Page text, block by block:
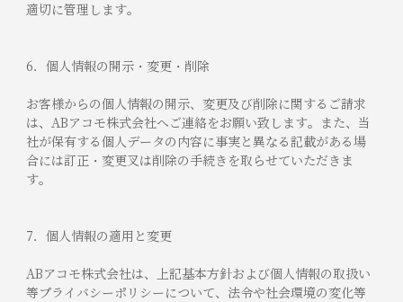
適切に管理します。
6．個人情報の開示・変更・削除
お客様からの個人情報の開示、変更及び削除に関するご請求
は、ABアコモ株式会社へご連絡をお願い致します。また、当
社が保有する個人データの内容に事実と異なる記載がある場
合には訂正・変更叉は削除の手続きを取らせていただきま
す。
7．個人情報の適用と変更
ABアコモ株式会社は、上記基本方針および個人情報の取扱い
等プライバシーポリシーについて、法令や社会環境の変化等